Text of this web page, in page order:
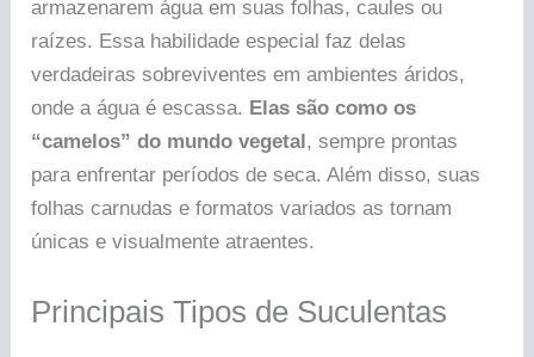
armazenarem água em suas folhas, caules ou
raízes. Essa habilidade especial faz delas
verdadeiras sobreviventes em ambientes áridos,
onde a água é escassa. Elas são como os
“camelos” do mundo vegetal, sempre prontas
para enfrentar períodos de seca. Além disso, suas
folhas carnudas e formatos variados as tornam
únicas e visualmente atraentes.
Principais Tipos de Suculentas